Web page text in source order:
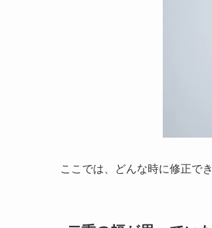
ここでは、どんな時に修正で